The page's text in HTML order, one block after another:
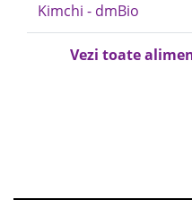
Kimchi - dmBio
Vezi toate